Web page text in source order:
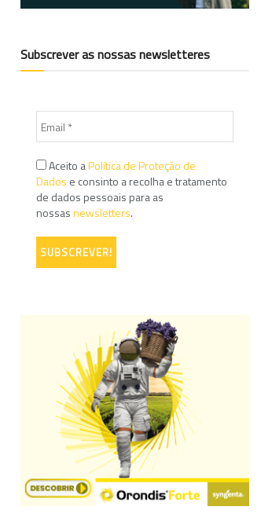
Subscrever as nossas newsletteres
Aceito aPolítica de Proteção de
Dados e consinto a recolha e tratamento
de dados pessoais para as
nossasnewsletters.